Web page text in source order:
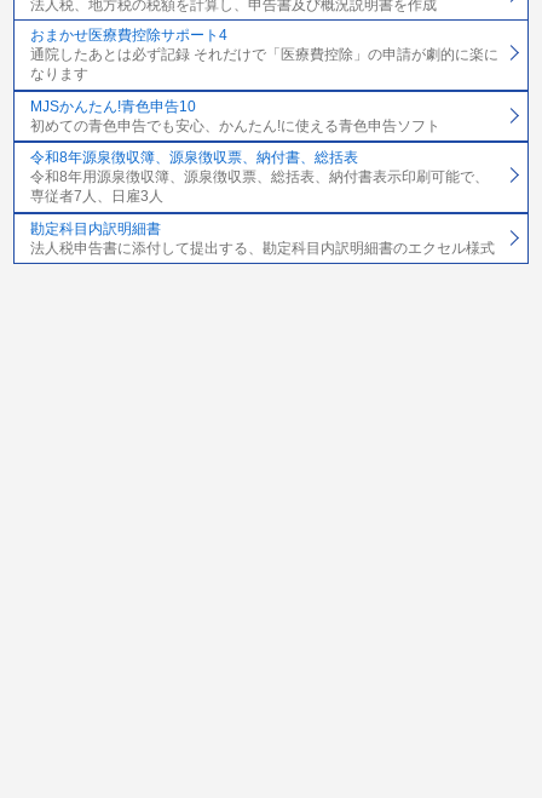
法人税、地方税の税額を計算し、申告書及び概況説明書を作成
おまかせ医療費控除サポート4
通院したあとは必ず記録 それだけで「医療費控除」の申請が劇的に楽に
なります
MJSかんたん!青色申告10
初めての青色申告でも安心、かんたん!に使える青色申告ソフト
令和8年源泉徴収簿、源泉徴収票、納付書、総括表
令和8年用源泉徴収簿、源泉徴収票、総括表、納付書表示印刷可能で、
専従者7人、日雇3人
勘定科目内訳明細書
法人税申告書に添付して提出する、勘定科目内訳明細書のエクセル様式